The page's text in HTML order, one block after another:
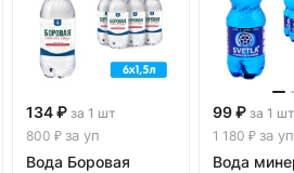
134 ₽ за 1 шт
800 ₽ за уп
Вода Боровая
99 ₽ за 1 шт
1 180 ₽ за уп
Вода